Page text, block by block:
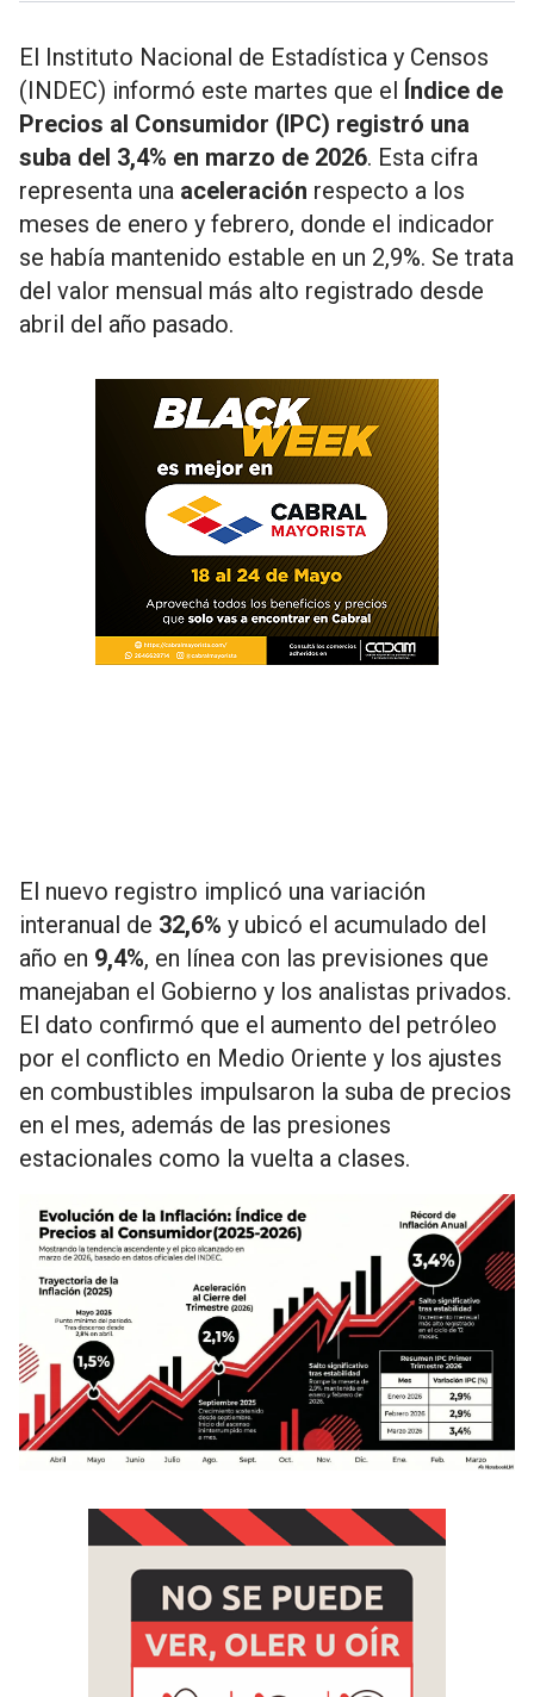
El Instituto Nacional de Estadística y Censos
(INDEC) informó este martes que el Índice de
Precios al Consumidor (IPC) registró una
suba del 3,4% en marzo de 2026. Esta cifra
representa una aceleración respecto a los
meses de enero y febrero, donde el indicador
se había mantenido estable en un 2,9%. Se trata
del valor mensual más alto registrado desde
abril del año pasado.
El nuevo registro implicó una variación
interanual de 32,6% y ubicó el acumulado del
año en 9,4%, en línea con las previsiones que
manejaban el Gobierno y los analistas privados.
El dato confirmó que el aumento del petróleo
por el conflicto en Medio Oriente y los ajustes
en combustibles impulsaron la suba de precios
en el mes, además de las presiones
estacionales como la vuelta a clases.